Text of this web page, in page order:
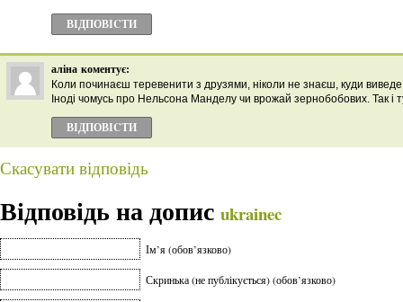
ВІДПОВІCТИ
аліна коментує:
Коли починаєш теревенити з друзями, ніколи не знаєш, куди виведе
Іноді чомусь про Нельсона Манделу чи врожай зернобобових. Так і
ВІДПОВІCТИ
Скасувати відповідь
Відповідь на допис ukrainec
Ім’я (обов’язково)
Скринька (не публікується) (обов’язково)